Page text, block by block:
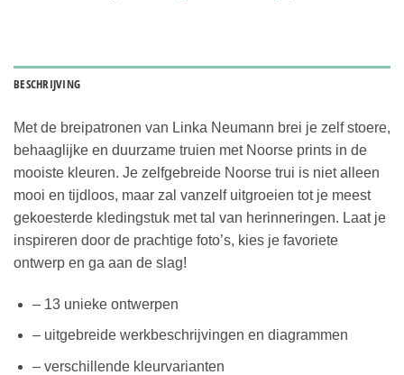
BESCHRIJVING
Met de breipatronen van Linka Neumann brei je zelf stoere,
behaaglijke en duurzame truien met Noorse prints in de
mooiste kleuren. Je zelfgebreide Noorse trui is niet alleen
mooi en tijdloos, maar zal vanzelf uitgroeien tot je meest
gekoesterde kledingstuk met tal van herinneringen. Laat je
inspireren door de prachtige foto’s, kies je favoriete
ontwerp en ga aan de slag!
– 13 unieke ontwerpen
– uitgebreide werkbeschrijvingen en diagrammen
– verschillende kleurvarianten